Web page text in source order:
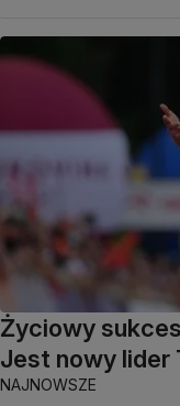
Życiowy
Jest nowy lider
NAJNOWSZE